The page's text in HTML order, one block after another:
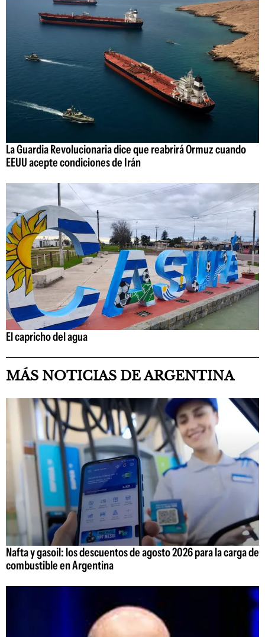
La Guardia Revolucionaria dice que reabrirá Ormuz cuando
EEUU acepte condiciones de Irán
El capricho del agua
MÁS NOTICIAS DE ARGENTINA
Nafta y gasoil: los descuentos de agosto 2026 para la carga de
combustible en Argentina